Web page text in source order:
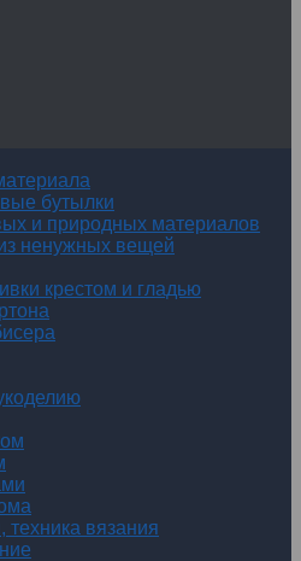
бутылки
и природных материалов
ненужных вещей
крестом и гладью
вязания